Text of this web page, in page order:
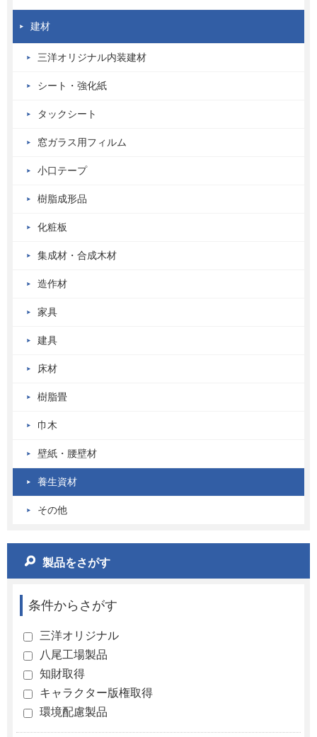
建材
三洋オリジナル内装建材
シート・強化紙
タックシート
窓ガラス用フィルム
小口テープ
樹脂成形品
化粧板
集成材・合成木材
造作材
家具
建具
床材
樹脂畳
巾木
壁紙・腰壁材
養生資材
その他
製品をさがす
条件からさがす
三洋オリジナル
八尾工場製品
知財取得
キャラクター版権取得
環境配慮製品